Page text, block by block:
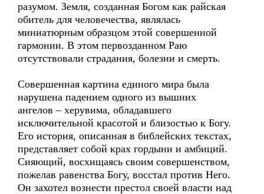
разумом. Земля, созданная Богом как райская
обитель для человечества, являлась
миниатюрным образцом этой совершенной
гармонии. В этом первозданном Раю
отсутствовали страдания, болезни и смерть.
Совершенная картина единого мира была
нарушена падением одного из вышних
ангелов – херувима, обладавшего
исключительной красотой и близостью к Богу.
Его история, описанная в библейских текстах,
представляет собой крах гордыни и амбиций.
Сияющий, восхищаясь своим совершенством,
пожелав равенства Богу, восстал против Него.
Он захотел вознести престол своей власти над